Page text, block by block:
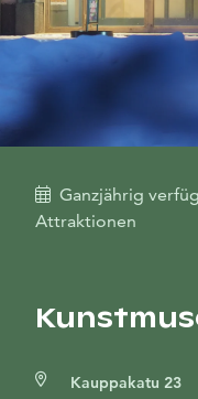
Ganzjährig
Attraktionen
Kauppakatu 23